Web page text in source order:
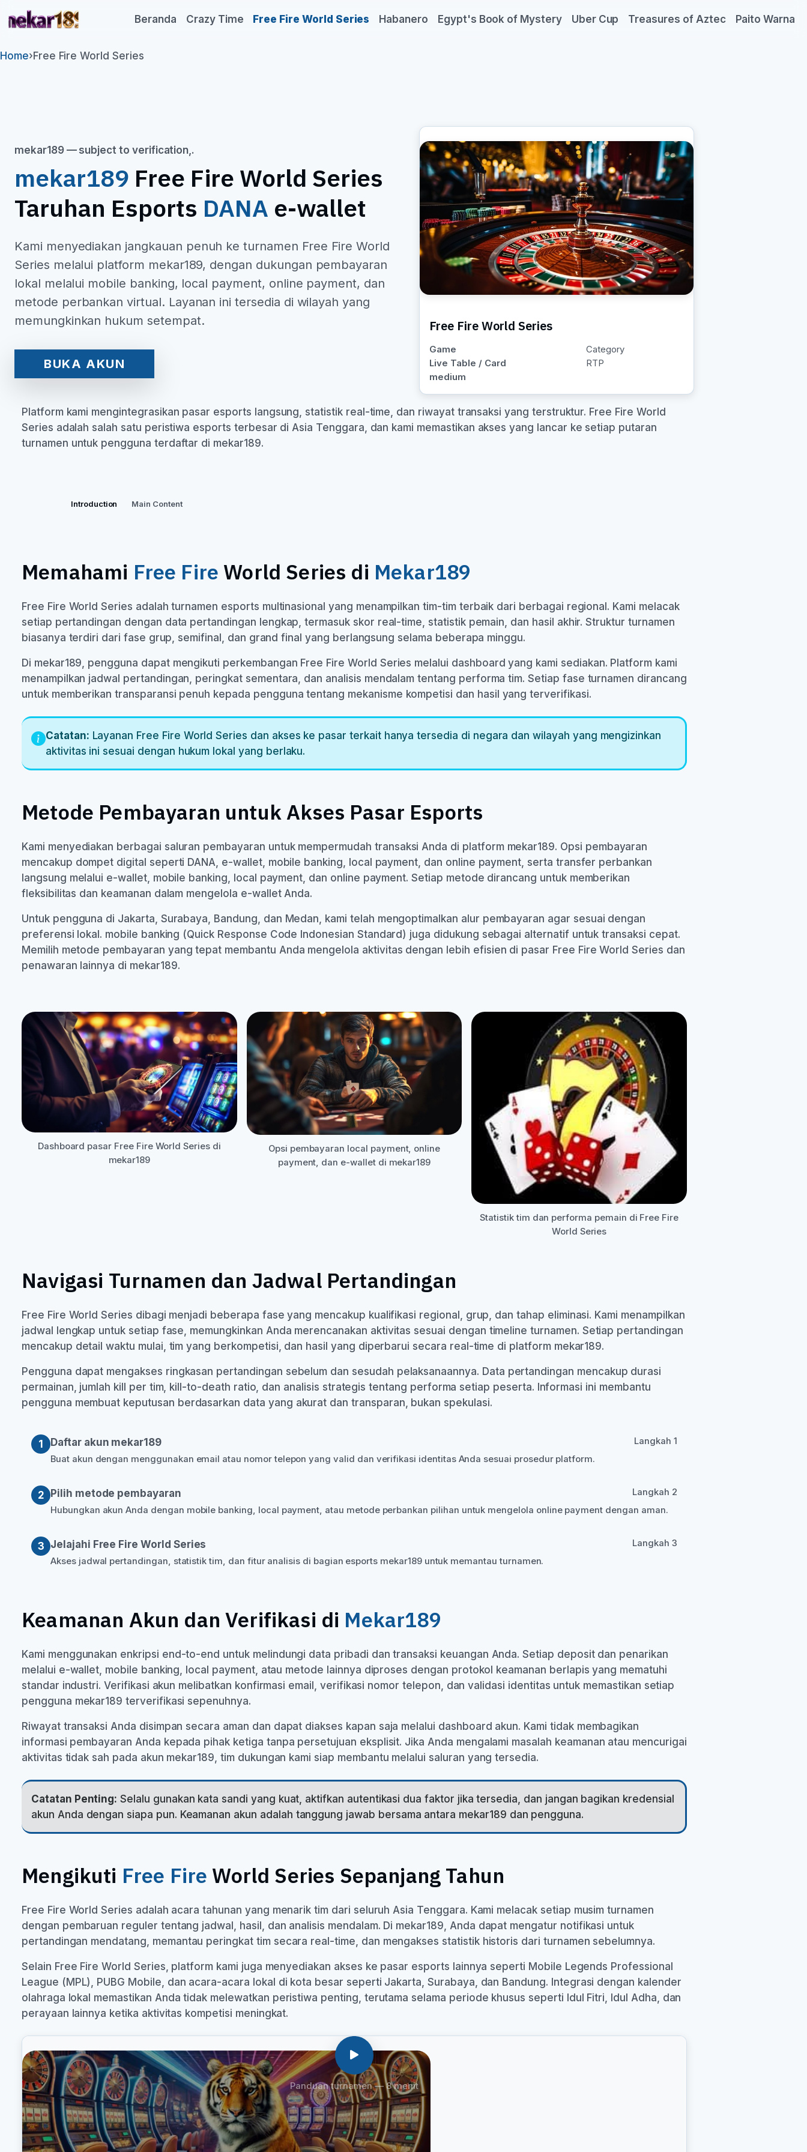
Beranda Crazy Time Free Fire World Series Habanero Egypt's Book of Mystery Uber Cup Treasures of Aztec Paito Warna
Home›Free Fire World Series
mekar189 — subject to verification,.
mekar189 Free Fire World Series
Taruhan Esports DANA e-wallet
Kami menyediakan jangkauan penuh ke turnamen Free Fire World
Series melalui platform mekar189, dengan dukungan pembayaran
lokal melalui mobile banking, local payment, online payment, dan
metode perbankan virtual. Layanan ini tersedia di wilayah yang
memungkinkan hukum setempat.
BUKA AKUN
Free Fire World Series
Game
Category
Live Table / Card
RTP
medium
Platform kami mengintegrasikan pasar esports langsung, statistik real-time, dan riwayat transaksi yang terstruktur. Free Fire World
Series adalah salah satu peristiwa esports terbesar di Asia Tenggara, dan kami memastikan akses yang lancar ke setiap putaran
turnamen untuk pengguna terdaftar di mekar189.
Introduction Main Content
Memahami Free Fire World Series di Mekar189
Free Fire World Series adalah turnamen esports multinasional yang menampilkan tim-tim terbaik dari berbagai regional. Kami melacak
setiap pertandingan dengan data pertandingan lengkap, termasuk skor real-time, statistik pemain, dan hasil akhir. Struktur turnamen
biasanya terdiri dari fase grup, semifinal, dan grand final yang berlangsung selama beberapa minggu.
Di mekar189, pengguna dapat mengikuti perkembangan Free Fire World Series melalui dashboard yang kami sediakan. Platform kami
menampilkan jadwal pertandingan, peringkat sementara, dan analisis mendalam tentang performa tim. Setiap fase turnamen dirancang
untuk memberikan transparansi penuh kepada pengguna tentang mekanisme kompetisi dan hasil yang terverifikasi.
Catatan: Layanan Free Fire World Series dan akses ke pasar terkait hanya tersedia di negara dan wilayah yang mengizinkan
aktivitas ini sesuai dengan hukum lokal yang berlaku.
Metode Pembayaran untuk Akses Pasar Esports
Kami menyediakan berbagai saluran pembayaran untuk mempermudah transaksi Anda di platform mekar189. Opsi pembayaran
mencakup dompet digital seperti DANA, e-wallet, mobile banking, local payment, dan online payment, serta transfer perbankan
langsung melalui e-wallet, mobile banking, local payment, dan online payment. Setiap metode dirancang untuk memberikan
fleksibilitas dan keamanan dalam mengelola e-wallet Anda.
Untuk pengguna di Jakarta, Surabaya, Bandung, dan Medan, kami telah mengoptimalkan alur pembayaran agar sesuai dengan
preferensi lokal. mobile banking (Quick Response Code Indonesian Standard) juga didukung sebagai alternatif untuk transaksi cepat.
Memilih metode pembayaran yang tepat membantu Anda mengelola aktivitas dengan lebih efisien di pasar Free Fire World Series dan
penawaran lainnya di mekar189.
Dashboard pasar Free Fire World Series di
mekar189
Opsi pembayaran local payment, online
payment, dan e-wallet di mekar189
Statistik tim dan performa pemain di Free Fire
World Series
Navigasi Turnamen dan Jadwal Pertandingan
Free Fire World Series dibagi menjadi beberapa fase yang mencakup kualifikasi regional, grup, dan tahap eliminasi. Kami menampilkan
jadwal lengkap untuk setiap fase, memungkinkan Anda merencanakan aktivitas sesuai dengan timeline turnamen. Setiap pertandingan
mencakup detail waktu mulai, tim yang berkompetisi, dan hasil yang diperbarui secara real-time di platform mekar189.
Pengguna dapat mengakses ringkasan pertandingan sebelum dan sesudah pelaksanaannya. Data pertandingan mencakup durasi
permainan, jumlah kill per tim, kill-to-death ratio, dan analisis strategis tentang performa setiap peserta. Informasi ini membantu
pengguna membuat keputusan berdasarkan data yang akurat dan transparan, bukan spekulasi.
1 Daftar akun mekar189
Langkah 1
Buat akun dengan menggunakan email atau nomor telepon yang valid dan verifikasi identitas Anda sesuai prosedur platform.
2 Pilih metode pembayaran
Langkah 2
Hubungkan akun Anda dengan mobile banking, local payment, atau metode perbankan pilihan untuk mengelola online payment dengan aman.
3 Jelajahi Free Fire World Series
Langkah 3
Akses jadwal pertandingan, statistik tim, dan fitur analisis di bagian esports mekar189 untuk memantau turnamen.
Keamanan Akun dan Verifikasi di Mekar189
Kami menggunakan enkripsi end-to-end untuk melindungi data pribadi dan transaksi keuangan Anda. Setiap deposit dan penarikan
melalui e-wallet, mobile banking, local payment, atau metode lainnya diproses dengan protokol keamanan berlapis yang mematuhi
standar industri. Verifikasi akun melibatkan konfirmasi email, verifikasi nomor telepon, dan validasi identitas untuk memastikan setiap
pengguna mekar189 terverifikasi sepenuhnya.
Riwayat transaksi Anda disimpan secara aman dan dapat diakses kapan saja melalui dashboard akun. Kami tidak membagikan
informasi pembayaran Anda kepada pihak ketiga tanpa persetujuan eksplisit. Jika Anda mengalami masalah keamanan atau mencurigai
aktivitas tidak sah pada akun mekar189, tim dukungan kami siap membantu melalui saluran yang tersedia.
Catatan Penting: Selalu gunakan kata sandi yang kuat, aktifkan autentikasi dua faktor jika tersedia, dan jangan bagikan kredensial
akun Anda dengan siapa pun. Keamanan akun adalah tanggung jawab bersama antara mekar189 dan pengguna.
Mengikuti Free Fire World Series Sepanjang Tahun
Free Fire World Series adalah acara tahunan yang menarik tim dari seluruh Asia Tenggara. Kami melacak setiap musim turnamen
dengan pembaruan reguler tentang jadwal, hasil, dan analisis mendalam. Di mekar189, Anda dapat mengatur notifikasi untuk
pertandingan mendatang, memantau peringkat tim secara real-time, dan mengakses statistik historis dari turnamen sebelumnya.
Selain Free Fire World Series, platform kami juga menyediakan akses ke pasar esports lainnya seperti Mobile Legends Professional
League (MPL), PUBG Mobile, dan acara-acara lokal di kota besar seperti Jakarta, Surabaya, dan Bandung. Integrasi dengan kalender
olahraga lokal memastikan Anda tidak melewatkan peristiwa penting, terutama selama periode khusus seperti Idul Fitri, Idul Adha, dan
perayaan lainnya ketika aktivitas kompetisi meningkat.
Panduan turnamen — 8 menit